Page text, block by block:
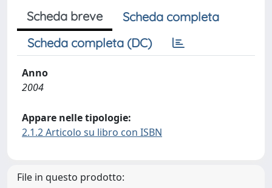
Scheda breve
Scheda completa
Scheda completa (DC)
Anno
2004
Appare nelle tipologie:
2.1.2 Articolo su libro con ISBN
File in questo prodotto: